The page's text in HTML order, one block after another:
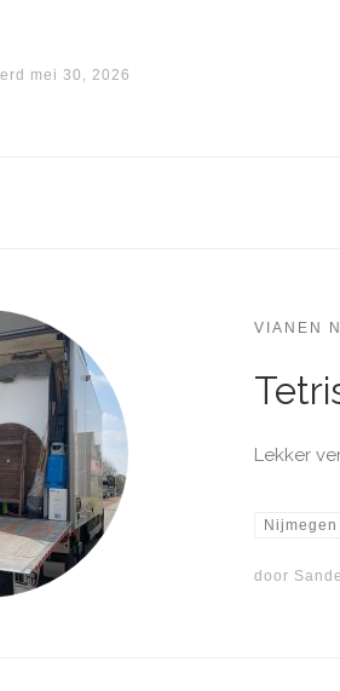
mei 30, 2026
VIANEN
Lekker
Nijmegen
door